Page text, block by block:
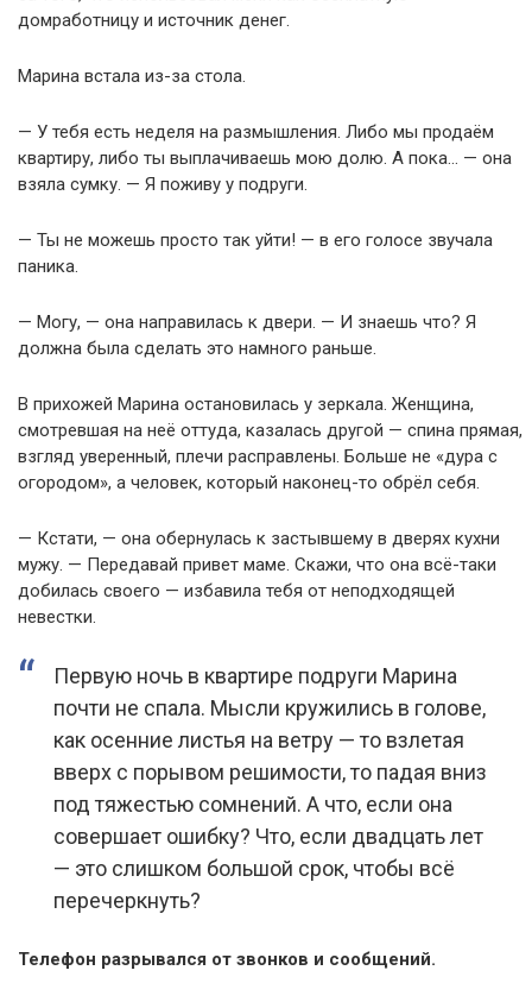
домработницу и источник денег.
Марина встала из-за стола.
— У тебя есть неделя на размышления. Либо мы продаём
квартиру, либо ты выплачиваешь мою долю. А пока… — она
взяла сумку. — Я поживу у подруги.
— Ты не можешь просто так уйти! — в его голосе звучала
паника.
— Могу, — она направилась к двери. — И знаешь что? Я
должна была сделать это намного раньше.
В прихожей Марина остановилась у зеркала. Женщина,
смотревшая на неё оттуда, казалась другой — спина прямая,
взгляд уверенный, плечи расправлены. Больше не «дура с
огородом», а человек, который наконец-то обрёл себя.
— Кстати, — она обернулась к застывшему в дверях кухни
мужу. — Передавай привет маме. Скажи, что она всё-таки
добилась своего — избавила тебя от неподходящей
невестки.
Первую ночь в квартире подруги Марина
почти не спала. Мысли кружились в голове,
как осенние листья на ветру — то взлетая
вверх с порывом решимости, то падая вниз
под тяжестью сомнений. А что, если она
совершает ошибку? Что, если двадцать лет
— это слишком большой срок, чтобы всё
перечеркнуть?
Телефон разрывался от звонков и сообщений.